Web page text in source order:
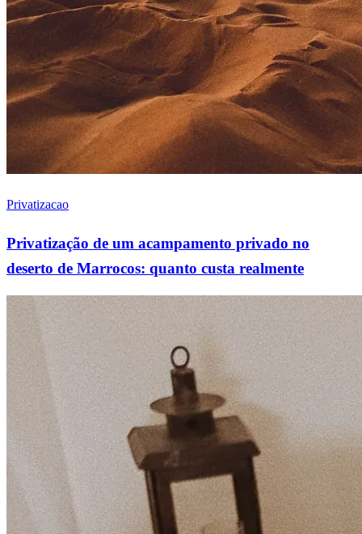
Privatizacao
Privatização de um acampamento privado no
deserto de Marrocos: quanto custa realmente